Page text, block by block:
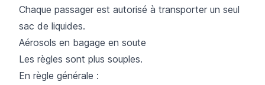
Chaque passager est autorisé à transporter un seul
sac de liquides.
Aérosols en bagage en soute
Les règles sont plus souples.
En règle générale :